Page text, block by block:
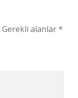
Gerekli alanlar*